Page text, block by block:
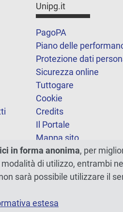
Unipg.it
PagoPA
Piano delle
Protezione dati
Sicurezza online
Tuttogare
Cookie
Credits
Il Portale
Mappa sito
Statistiche
Dichiarazione di
accessibilità
in forma anonima, per
di utilizzo, entrambi
sarà possibile utilizzare il
estesa